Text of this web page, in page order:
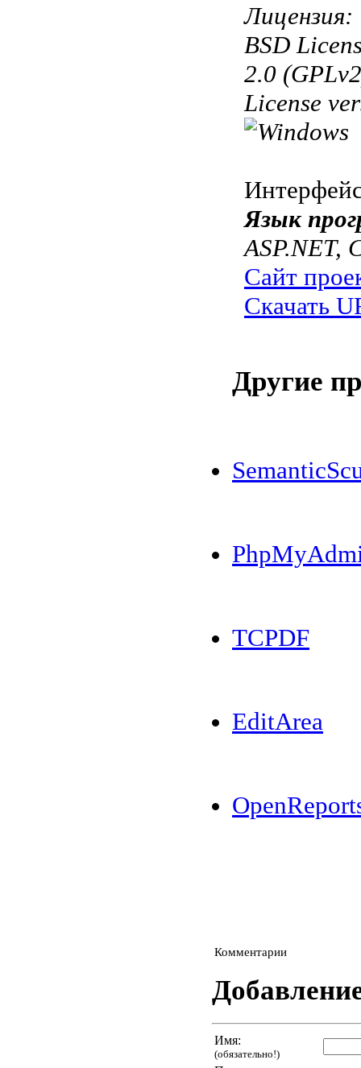
Лицензия:
BSD
2.0
License
Язык
ASP.NET,
Сайт
Скачать
Другие
TCPDF
EditArea
Комментарии
Имя:
(обязательно!)